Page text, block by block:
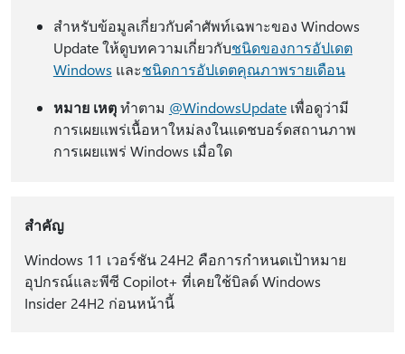
สําหรับข้อมูลเกี่ยวกับคําศัพท์เฉพาะของ Windows
Update ให้ดูบทความเกี่ยวกับชนิดของการอัปเดต
Windows และชนิดการอัปเดตคุณภาพรายเดือน
หมาย เหตุทําตาม @WindowsUpdateเพื่อดูว่ามี
การเผยแพร่เนื้อหาใหม่ลงในแดชบอร์ดสถานภาพ
การเผยแพร่ Windows เมื่อใด
สำคัญ
Windows 11 เวอร์ชัน 24H2 คือการกําหนดเป้าหมาย
อุปกรณ์และพีซี Copilot+ ที่เคยใช้บิลด์ Windows
Insider 24H2 ก่อนหน้านี้